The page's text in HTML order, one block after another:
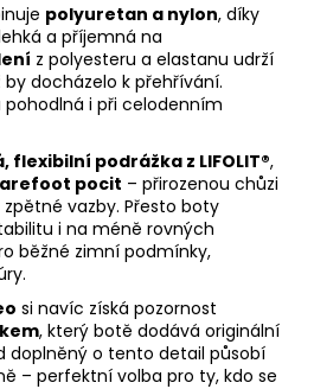
polyuretan a nylon, díky
a příjemná na
z polyesteru a elastanu udrží
docházelo k přehřívání.
pohodlná i při celodenním
flexibilní podrážka z LIFOLIT®,
pocit – přirozenou chůzi
vazby. Přesto boty
i na méně rovných
běžné zimní podmínky,
si navíc získá pozornost
, který botě dodává originální
doplněný o tento detail působí
– perfektní volba pro ty, kdo se